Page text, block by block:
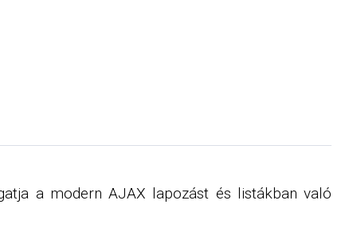
a modern AJAX lapozást és listákban való